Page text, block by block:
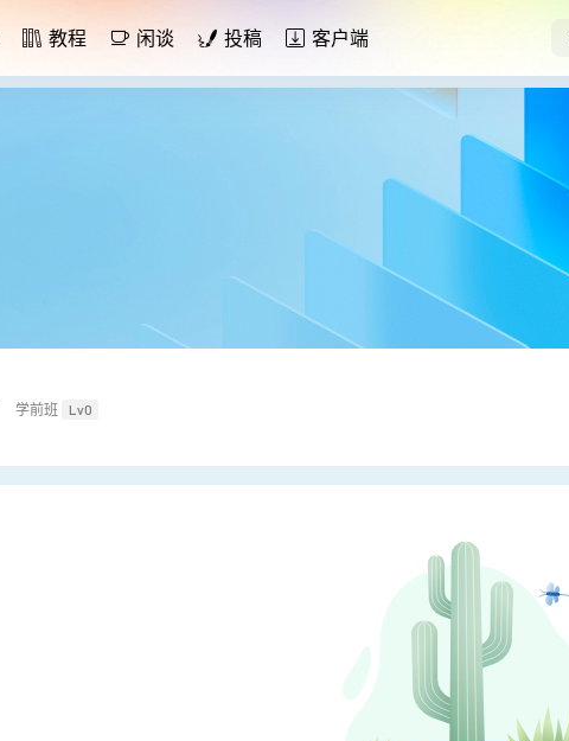
教程 闲谈 投稿 客户端
学前班 Lv0